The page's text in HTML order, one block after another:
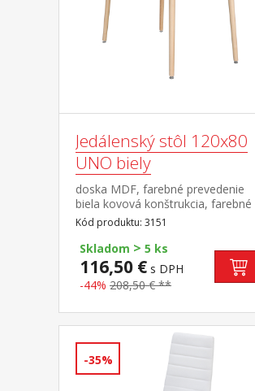
Jedálenský stôl 120x80
UNO biely
doska MDF, farebné prevedenie
biela kovová konštrukcia, farebné
prevedenie biela okrúhle nohy,
materiál masív buk nastaviteľné
plastové klzáky s pochrómovanou
krytkou
Kód produktu: 3151
Skladom > 5 ks
116,50 € s DPH
-44% 208,50 € **
-35%